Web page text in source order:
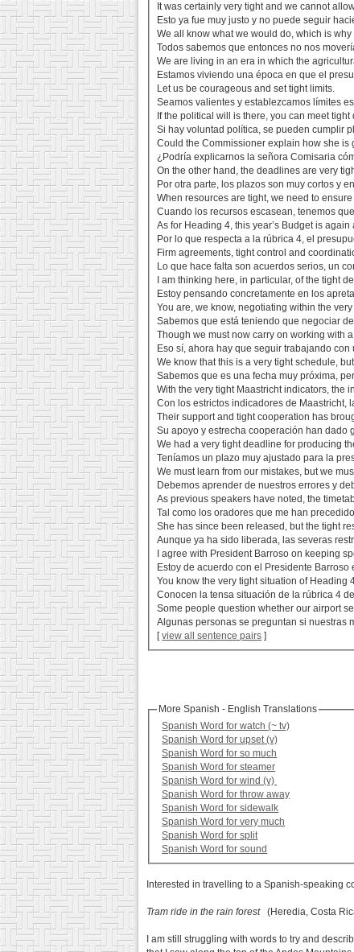
It was certainly very tight and we cannot
Esto ya fue muy justo y no puede seguir
We all know what we would do, which is
Todos sabemos que entonces no nos
We are living in an era in which the
Estamos viviendo una época en que el
Let us be courageous and set tight limits.
Seamos valientes y establezcamos límites
If the political will is there, you can meet tight
Si hay voluntad política, se pueden cumplir
Could the Commissioner explain how she is
¿Podría explicarnos la señora Comisaria
On the other hand, the deadlines are very
Por otra parte, los plazos son muy cortos y
When resources are tight, we need to
Cuando los recursos escasean, tenemos
As for Heading 4, this year’s Budget is again
Por lo que respecta a la rúbrica 4, el
Firm agreements, tight control and
Lo que hace falta son acuerdos serios, un
I am thinking here, in particular, of the tight
Estoy pensando concretamente en los
You are, we know, negotiating within the
Sabemos que está teniendo que negociar
Though we must now carry on working with
Eso sí, ahora hay que seguir trabajando
We know that this is a very tight schedule,
Sabemos que es una fecha muy próxima,
With the very tight Maastricht indicators, the
Con los estrictos indicadores de Maastricht,
Their support and tight cooperation has
Su apoyo y estrecha cooperación han dado
We had a very tight deadline for producing
Teníamos un plazo muy ajustado para la
We must learn from our mistakes, but we
Debemos aprender de nuestros errores y
As previous speakers have noted, the
Tal como los oradores que me han
She has since been released, but the tight
Aunque ya ha sido liberada, las severas
I agree with President Barroso on keeping
Estoy de acuerdo con el Presidente
You know the very tight situation of Heading
Conocen la tensa situación de la rúbrica 4
Some people question whether our airport
Algunas personas se preguntan si nuestras
[view all sentence pairs ]
More Spanish - English Translations
Spanish Word for watch (~ tv)
Spanish Word for upset (v)
Spanish Word for so much
Spanish Word for steamer
Spanish Word for wind (v)
Spanish Word for throw away
Spanish Word for sidewalk
Spanish Word for very much
Spanish Word for split
Spanish Word for sound
Interested in travelling to a Spanish-speaking
Tram ride in the rain forest(Heredia, Costa
I am still struggling with words to try and